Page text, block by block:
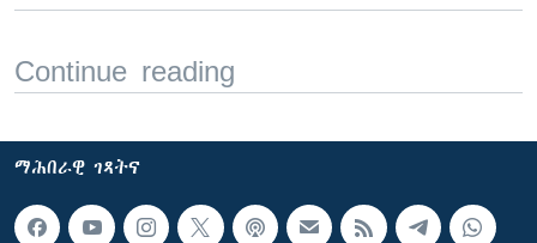
Continue reading
ማሕበራዊ ገጻትና